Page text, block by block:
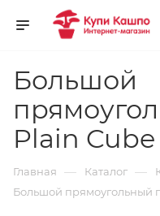
Большой
Plain Cube
Главная — Каталог —
Большой прямоугольный